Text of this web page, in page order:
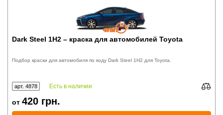
Dark Steel 1H2 – краска для автомобилей Toyota
Подбор краски для автомобиля по коду Dark Steel 1H2 для Toyota.
арт. 4878 Есть в наличии
от 420 грн.